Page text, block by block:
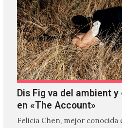
Dis Fig va del ambient
en «The Account»
Felicia Chen, mejor conocida